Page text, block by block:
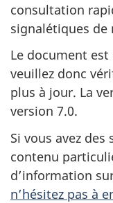
consultation
signalétiques de
Le document
veuillez donc
plus à jour. La
version 7.0.
Si vous avez des
contenu
d’information
n’hésitez pas à